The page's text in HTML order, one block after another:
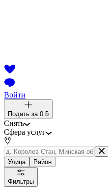
Войти
Подать за 0 ƃ
Снять
Сфера услуг
Улица Район
Фильтры